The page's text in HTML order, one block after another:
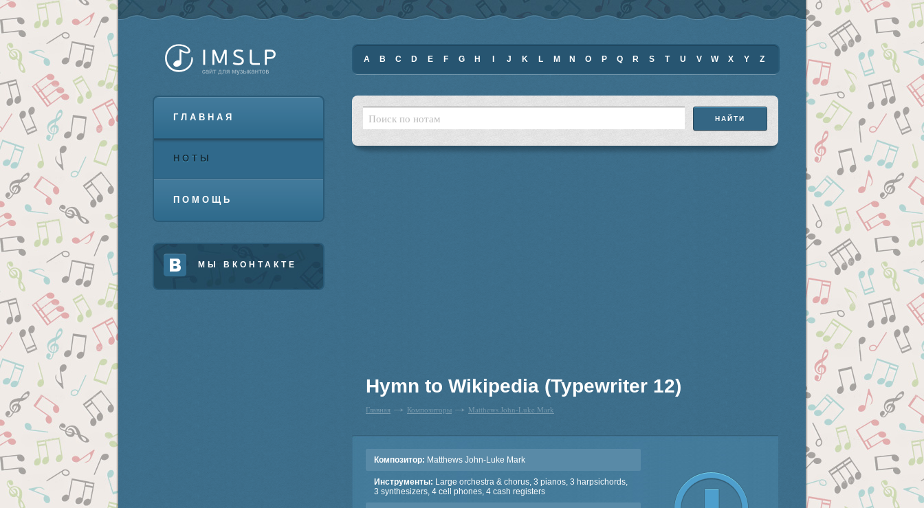
ГЛАВНАЯ
НОТЫ
ПОМОЩЬ
МЫ ВКОНТАКТЕ
A B C D E F G H J K L M N O P Q R S T U V W X Y Z
Hymn to Wikipedia (Typewriter 12)
Главная Композиторы Matthews John-Luke Mark
Композитор: Matthews John-Luke Mark
Инструменты: Large orchestra & chorus, 3 pianos, 3 harpsichords,
3 synthesizers, 4 cell phones, 4 cash registers